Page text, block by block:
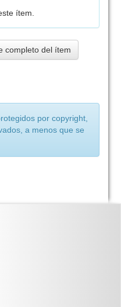
ítem.
completo del ítem
por copyright,
a menos que se